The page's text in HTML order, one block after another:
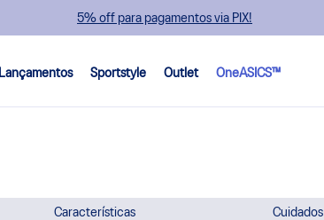
5% off para pagamentos via PIX!
Lançamentos Sportstyle Outlet OneASICS™
Características Cuidados